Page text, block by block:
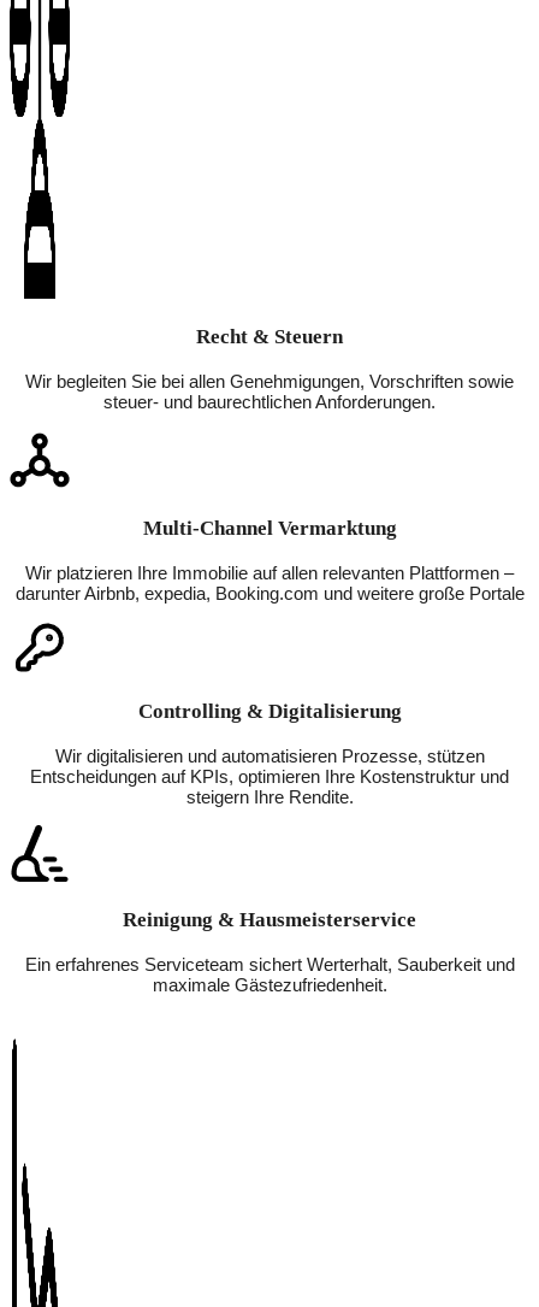
Recht & Steuern
Wir begleiten Sie bei allen Genehmigungen, Vorschriften sowie
steuer- und baurechtlichen Anforderungen.
Multi-Channel Vermarktung
Wir platzieren Ihre Immobilie auf allen relevanten Plattformen –
darunter Airbnb, expedia, Booking.com und weitere große Portale
Controlling & Digitalisierung
Wir digitalisieren und automatisieren Prozesse, stützen
Entscheidungen auf KPIs, optimieren Ihre Kostenstruktur und
steigern Ihre Rendite.
Reinigung & Hausmeisterservice
Ein erfahrenes Serviceteam sichert Werterhalt, Sauberkeit und
maximale Gästezufriedenheit.